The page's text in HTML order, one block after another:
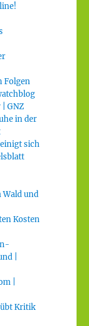
Folgen
GNZ
in der
sich
Wald und
Kosten
|
|
Kritik